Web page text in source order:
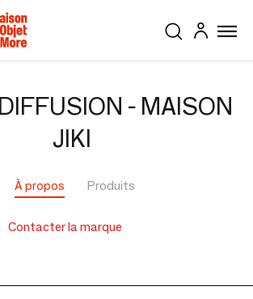
- MAISON
JIKI
À propos Produits
Contacter la marque